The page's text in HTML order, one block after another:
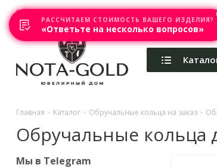
Главная Акции Каталоги Изготовление
Главная - Каталог - Обручальные кольца на заказ -
Обручальные кольца
Мы в Telegram
РАССЧИТАЕМ СТОИМОСТЬ ВАШЕГО ИЗДЕЛИЯ?
«Ответьте на несколько вопросов»